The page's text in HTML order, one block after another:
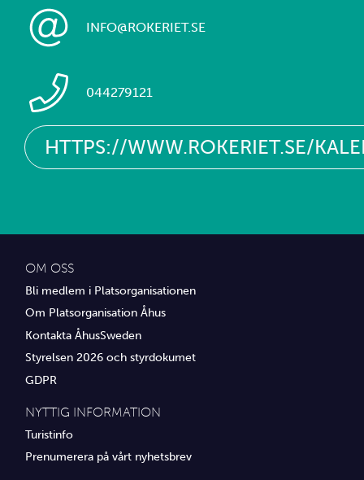
INFO@ROKERIET.SE
044279121
HTTPS://WWW.ROKERIET.SE/
OM OSS
Bli medlem i Platsorganisationen
Om Platsorganisation Åhus
Kontakta ÅhusSweden
Styrelsen 2026 och styrdokumet
GDPR
NYTTIG INFORMATION
Turistinfo
Prenumerera på vårt nyhetsbrev